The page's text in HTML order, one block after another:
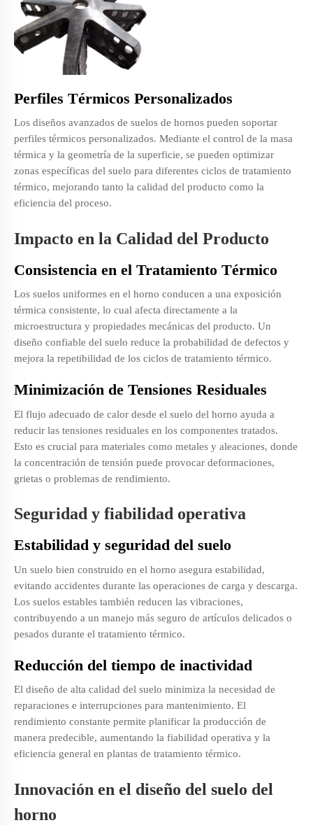
Perfiles Térmicos Personalizados
Los diseños avanzados de suelos de hornos pueden soportar
perfiles térmicos personalizados. Mediante el control de la masa
térmica y la geometría de la superficie, se pueden optimizar
zonas específicas del suelo para diferentes ciclos de tratamiento
térmico, mejorando tanto la calidad del producto como la
eficiencia del proceso.
Impacto en la Calidad del Producto
Consistencia en el Tratamiento Térmico
Los suelos uniformes en el horno conducen a una exposición
térmica consistente, lo cual afecta directamente a la
microestructura y propiedades mecánicas del producto. Un
diseño confiable del suelo reduce la probabilidad de defectos y
mejora la repetibilidad de los ciclos de tratamiento térmico.
Minimización de Tensiones Residuales
El flujo adecuado de calor desde el suelo del horno ayuda a
reducir las tensiones residuales en los componentes tratados.
Esto es crucial para materiales como metales y aleaciones, donde
la concentración de tensión puede provocar deformaciones,
grietas o problemas de rendimiento.
Seguridad y fiabilidad operativa
Estabilidad y seguridad del suelo
Un suelo bien construido en el horno asegura estabilidad,
evitando accidentes durante las operaciones de carga y descarga.
Los suelos estables también reducen las vibraciones,
contribuyendo a un manejo más seguro de artículos delicados o
pesados durante el tratamiento térmico.
Reducción del tiempo de inactividad
El diseño de alta calidad del suelo minimiza la necesidad de
reparaciones e interrupciones para mantenimiento. El
rendimiento constante permite planificar la producción de
manera predecible, aumentando la fiabilidad operativa y la
eficiencia general en plantas de tratamiento térmico.
Innovación en el diseño del suelo del
horno